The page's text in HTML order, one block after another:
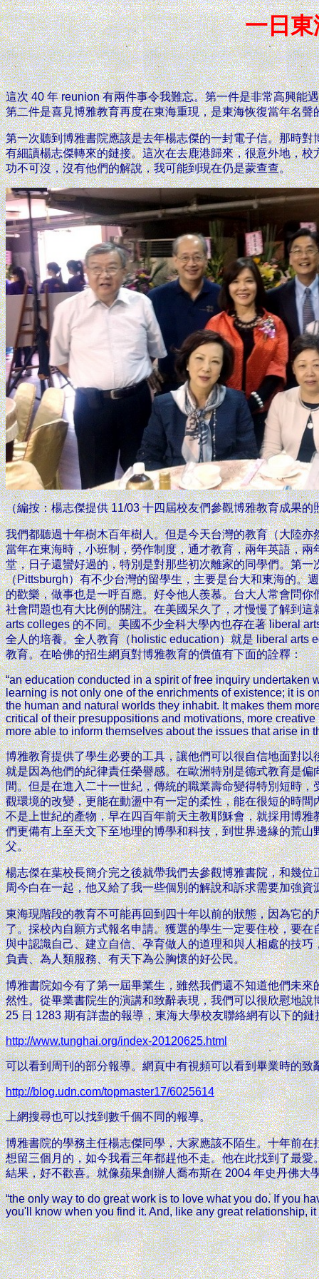
一日
這次 40 年 reunion 有兩件事令我難忘。第一件是非常高興能
第二件是喜見博雅教育再度在東海重現，是東海恢復當年名聲
第一次聽到博雅書院應該是去年楊志傑的一封電子信。那時
有細讀楊志傑轉來的鏈接。這次在去鹿港歸來，很意外地，
功不可沒，沒有他們的解說，我可能到現在仍是蒙查查。
（編按：楊志傑提供 11/03 十四屆校友們參觀博雅教育成果的
我們都聽過十年樹木百年樹人。但是今天台灣的教育（大陸
當年在東海時，小班制，勞作制度，通才教育，兩年英語，
堂，日子還蠻好過的，特別是對那些初次離家的同學們。第
（Pittsburgh）有不少台灣的留學生，主要是台大和東海的。
的歡樂，做事也是一呼百應。好令他人羨慕。台大人常會問
社會問題也有大比例的關注。在美國呆久了，才慢慢了解到
arts colleges 的不同。美國不少全科大學內也存在著 liberal
全人的培養。全人教育（holistic education）就是 liberal arts
教育。在哈佛的招生網頁對博雅教育的價值有下面的詮釋：
“an education conducted in a spirit of free inquiry
learning is not only one of the enrichments of existence; it is
the human and natural worlds they inhabit. It makes them
critical of their presuppositions and motivations, more
more able to inform themselves about the issues that arise in
博雅教育提供了學生必要的工具，讓他們可以很自信地面對
就是因為他們的紀律責任榮譽感。在歐洲特別是德式教育是
間。但是在進入二十一世紀，傳統的職業壽命變得特別短時
觀環境的改變，更能在動盪中有一定的柔性，能在很短的時
不是上世紀的產物，早在四百年前天主教耶穌會，就採用博
們更備有上至天文下至地理的博學和科技，到世界邊緣的荒
父。
楊志傑在葉校長簡介完之後就帶我們去參觀博雅書院，和幾
周今白在一起，他又給了我一些個別的解說和訴求需要加強資
東海現階段的教育不可能再回到四十年以前的狀態，因為它
了。採校內自願方式報名申請。獲選的學生一定要住校，要
與中認識自己、建立自信、孕育做人的道理和與人相處的技
負責、為人類服務、有天下為公胸懷的好公民。
博雅書院如今有了第一屆畢業生，雖然我們還不知道他們未
然性。從畢業書院生的演講和致辭表現，我們可以很欣慰地
25 日 1283 期有詳盡的報導，東海大學校友聯絡網有以下的鏈
http://www.tunghai.org/index-20120625.html
可以看到周刊的部分報導。網頁中有視頻可以看到畢業時的
http://blog.udn.com/topmaster17/6025614
上網搜尋也可以找到數千個不同的報導。
博雅書院的學務主任楊志傑同學，大家應該不陌生。十年前
想留三個月的，如今我看三年都趕他不走。他在此找到了最
結果，好不歡喜。就像蘋果創辦人喬布斯在 2004 年史丹佛大
“the only way to do great work is to love what you do. If you
you'll know when you find it. And, like any great relationship,